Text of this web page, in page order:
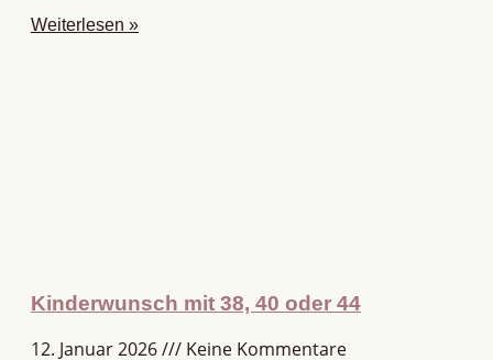
Weiterlesen »
Kinderwunsch mit 38, 40 oder 44
12. Januar 2026 Keine Kommentare